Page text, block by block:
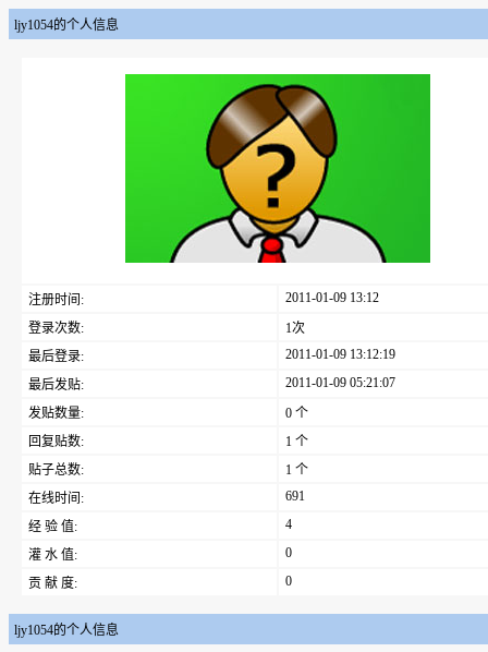
ljy1054的个人信息
注册时间:
2011-01-09 13:12
登录次数:
1次
最后登录:
2011-01-09 13:12:19
最后发贴:
2011-01-09 05:21:07
发贴数量:
0 个
回复贴数:
1 个
贴子总数:
1 个
在线时间:
691
经 验 值:
4
灌 水 值:
0
贡 献 度:
0
ljy1054的个人信息